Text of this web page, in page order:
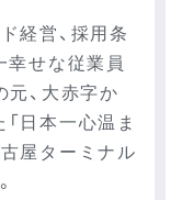
経営、採用条
せな従業員
元、大赤字か
日本一心温ま
屋ターミナル